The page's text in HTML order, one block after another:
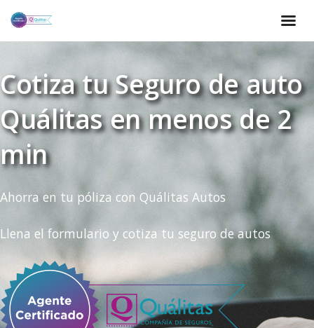
Cotiza tu Seguro de auto
Quálitas en menos de 2
min
Ahorra en tu póliza con Quálitas Autos
Llena el formulario y cotiza tu seguro de autos